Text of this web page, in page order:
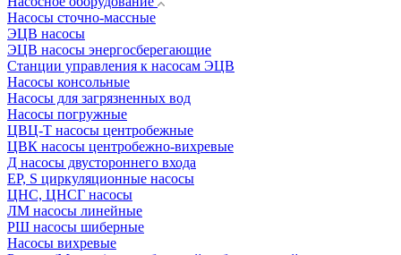
Насосы сточно-массные
ЭЦВ насосы
ЭЦВ насосы энергосберегающие
Станции управления к насосам ЭЦВ
Насосы консольные
Насосы для загрязненных вод
Насосы погружные
ЦВЦ-Т насосы центробежные
ЦВК насосы центробежно-вихревые
Д насосы двустороннего входа
EP, S циркуляционные насосы
ЦНС, ЦНСГ насосы
ЛМ насосы линейные
РШ насосы шиберные
Насосы вихревые